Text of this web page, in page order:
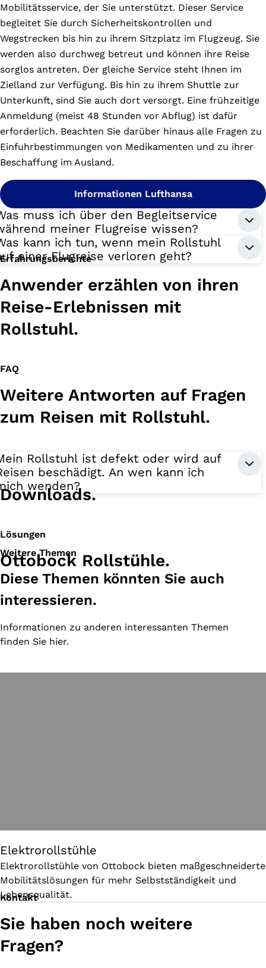
Mobilitätsservice, der Sie unterstützt. Dieser Service
begleitet Sie durch Sicherheitskontrollen und
Wegstrecken bis hin zu ihrem Sitzplatz im Flugzeug. Sie
werden also durchweg betreut und können ihre Reise
sorglos antreten. Der gleiche Service steht Ihnen im
Zielland zur Verfügung. Bis hin zu ihrem Shuttle zur
Unterkunft, sind Sie auch dort versorgt. Eine frühzeitige
Anmeldung (meist 48 Stunden vor Abflug) ist dafür
erforderlich. Beachten Sie darüber hinaus alle Fragen zu
Einfuhrbestimmungen von Medikamenten und zu ihrer
Beschaffung im Ausland.
Informationen Lufthansa
muss ich über den Begleitservice
meiner Flugreise wissen?
kann ich tun, wenn mein Rollstuhl
einer Flugreise verloren geht?
Erfahrungsberichte
Anwender erzählen von ihren
Reise-Erlebnissen mit
Rollstuhl.
FAQ
Weitere Antworten auf Fragen
zum Reisen mit Rollstuhl.
Rollstuhl ist defekt oder wird auf
beschädigt. An wen kann ich
wenden?
Downloads.
Lösungen
Ottobock Rollstühle.
Weitere Themen
Diese Themen könnten Sie auch
interessieren.
Informationen zu anderen interessanten Themen
finden Sie hier.
Elektrorollstühle
Elektrorollstühle von Ottobock bieten maßgeschneiderte
Mobilitätslösungen für mehr Selbstständigkeit und
Lebensqualität.
Kontakt
Sie haben noch weitere
Fragen?